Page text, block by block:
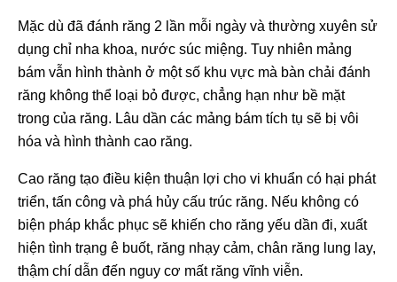
Mặc dù đã đánh răng 2 lần mỗi ngày và thường xuyên sử
dụng chỉ nha khoa, nước súc miệng. Tuy nhiên mảng
bám vẫn hình thành ở một số khu vực mà bàn chải đánh
răng không thể loại bỏ được, chẳng hạn như bề mặt
trong của răng. Lâu dần các mảng bám tích tụ sẽ bị vôi
hóa và hình thành cao răng.
Cao răng tạo điều kiện thuận lợi cho vi khuẩn có hại phát
triển, tấn công và phá hủy cấu trúc răng. Nếu không có
biện pháp khắc phục sẽ khiến cho răng yếu dần đi, xuất
hiện tình trạng ê buốt, răng nhạy cảm, chân răng lung lay,
thậm chí dẫn đến nguy cơ mất răng vĩnh viễn.